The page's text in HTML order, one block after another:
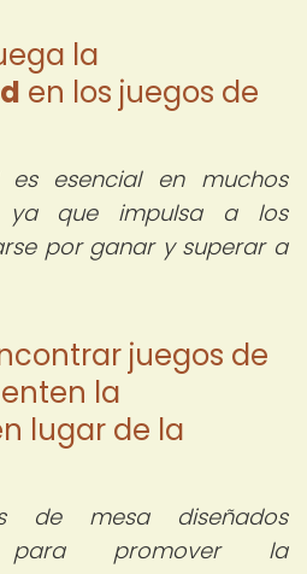
la
en los juegos de
esencial en muchos
ya que impulsa a los
por ganar y superar a
juegos de
la
lugar de la
de mesa diseñados
para promover la